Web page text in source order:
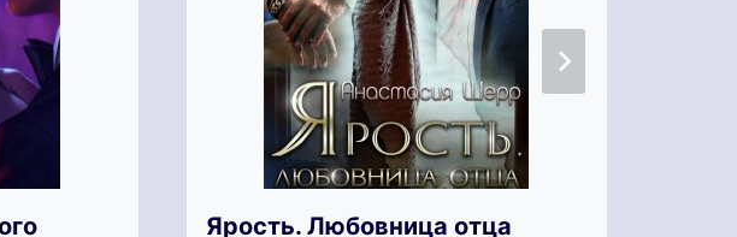
Ярость. Любовница отца